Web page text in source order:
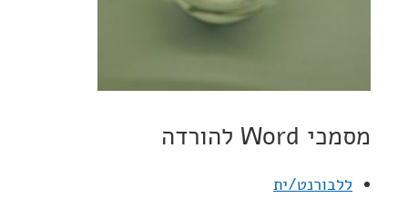
מסמכי Word להורדה
ללבורנט/ית